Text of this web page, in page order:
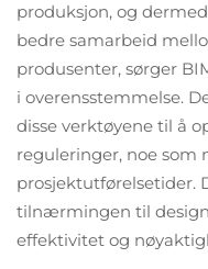
produksjon, og
bedre samarbeid
produsenter, sørger
i overensstemmelse.
disse verktøyene til å
reguleringer, noe som
prosjektutførelsetider.
tilnærmingen til
effektivitet og